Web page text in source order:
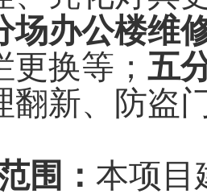
场办公楼维
换等； 五
翻新、防盗
围： 本项目